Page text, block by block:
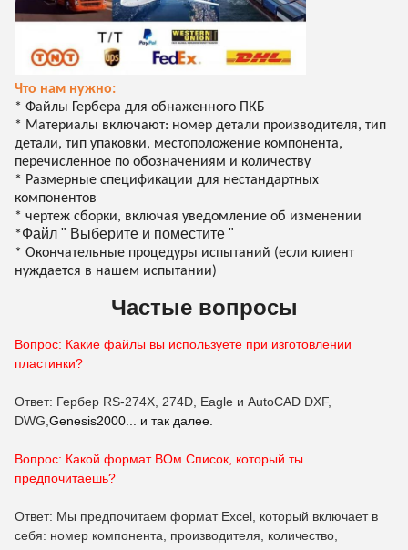
Что нам нужно:
* Файлы Гербера для обнаженного ПКБ
* Материалы включают: номер детали производителя, тип
детали, тип упаковки, местоположение компонента,
перечисленное по обозначениям и количеству
* Размерные спецификации для нестандартных
компонентов
* чертеж сборки, включая уведомление об изменении
*Файл " Выберите и поместите "
* Окончательные процедуры испытаний (если клиент
нуждается в нашем испытании)
Частые вопросы
Вопрос: Какие файлы вы используете при изготовлении
пластинки?
Ответ: Гербер RS-274X, 274D, Eagle и AutoCAD DXF,
DWG, Genesis2000... и так далее.
Вопрос: Какой формат BОм Список, который ты
предпочитаешь?
Ответ: Мы предпочитаем формат Excel, который включает в
себя: номер компонента, производителя, количество,